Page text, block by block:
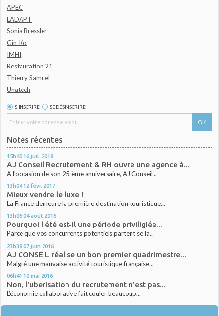
APEC
LADAPT
Sonia Bressler
Gin-Ko
IMHI
Restauration 21
Thierry Samuel
Unatech
S'INSCRIRE SE DÉSINSCRIRE
Notes récentes
15h40 16 juil. 2018
AJ Conseil Recrutement & RH ouvre une agence à...
A l’occasion de son 25 ème anniversaire, AJ Conseil...
13h04 12 févr. 2017
Mieux vendre le luxe !
La France demeure la première destination touristique...
13h06 04 août 2016
Pourquoi l'été est-il une période priviligiée...
Parce que vos concurrents potentiels partent se la...
23h38 07 juin 2016
AJ CONSEIL réalise un bon premier quadrimestre...
Malgré une mauvaise activité touristique française...
06h41 10 mai 2016
Non, l'uberisation du recrutement n'est pas...
L’économie collaborative fait couler beaucoup...